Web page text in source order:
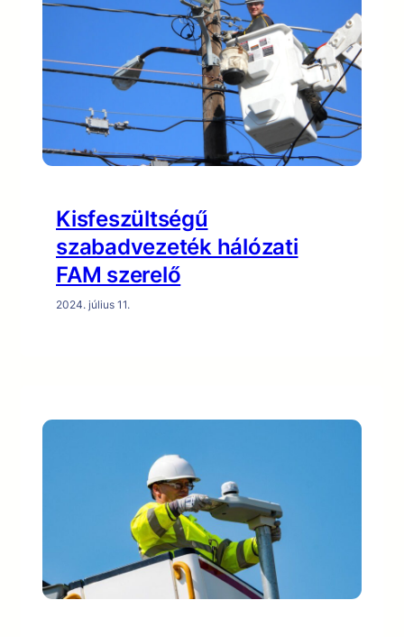
Kisfeszültségű
szabadvezeték hálózati
FAM szerelő
2024. július 11.